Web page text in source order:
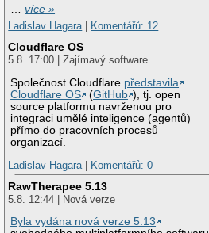
…více »
Ladislav Hagara| Komentářů: 12
Cloudflare OS
5.8. 17:00 | Zajímavý software
Společnost Cloudflare představila
Cloudflare OS
(GitHub ), tj. open
source platformu navrženou pro
integraci umělé inteligence (agentů)
přímo do pracovních procesů
organizací.
Ladislav Hagara| Komentářů: 0
RawTherapee 5.13
5.8. 12:44 | Nová verze
Byla vydána nová verze 5.13